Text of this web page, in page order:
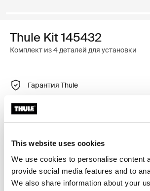
This website uses cookies
We use cookies to personalise content
provide social media features and to
We also share information about your
Thule Kit 145432
Комплект из 4 деталей для установки
Гарантия Thule
Найти в магазине
Регулируемый крепежный комплект
багажника для крыши Thule на
готовых точек крепления или
изготовителем багажников.